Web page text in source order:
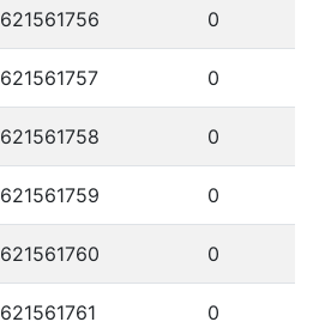
621561756 0
621561757 0
621561758 0
621561759 0
621561760 0
621561761 0